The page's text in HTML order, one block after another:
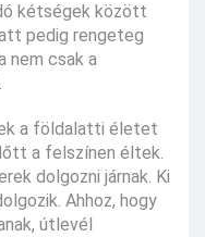
kétségek között
pedig rengeteg
nem csak a
a földalatti életet
a felszínen éltek.
dolgozni járnak. Ki
Ahhoz, hogy
útlevél